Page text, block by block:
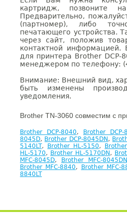
картридж, позвоните
Предварительно,
(партномер), либо
печатающего устройства.
через сайт, положив
контактной информацией.
для принтера Brother
менеджером по телефону:
Внимание: Внешний вид,
быть изменены
уведомления.
Brother TN-3060 совместим с
Brother DCP-8040,
Brother DCP-
8045D, Brother DCP-8045DN ,
5140LT, Brother HL-5150,
HL-5170, Brother HL-5170DN ,
MFC-8045D,
Brother MFC-8045DN
Brother MFC-8840,
Brother MFC-
8840LT